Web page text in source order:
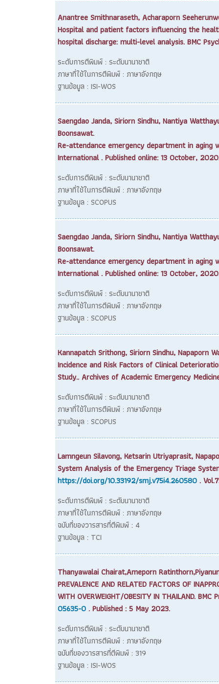
Anantree Smithnaraseth, Acharaporn
Hospital and patient factors influencing the
hospital discharge: multi-level analysis. BMC
ระดับการตีพิมพ์ : ระดับนานาชาติ
ภาษาที่ใช้ในการตีพิมพ์ : ภาษาอังกฤษ
ฐานข้อมูล : ISI-WOS
Saengdao Janda, Siriorn Sindhu, Nantiya
Boonsawat.
Re-attendance emergency department in aging
International . Published online: 13 October,
ระดับการตีพิมพ์ : ระดับนานาชาติ
ภาษาที่ใช้ในการตีพิมพ์ : ภาษาอังกฤษ
ฐานข้อมูล : SCOPUS
Saengdao Janda, Siriorn Sindhu, Nantiya
Boonsawat.
Re-attendance emergency department in aging
International . Published online: 13 October,
ระดับการตีพิมพ์ : ระดับนานาชาติ
ภาษาที่ใช้ในการตีพิมพ์ : ภาษาอังกฤษ
ฐานข้อมูล : SCOPUS
Kannapatch Srithong, Siriorn Sindhu, Napaporn
Incidence and Risk Factors of Clinical
Study.. Archives of Academic Emergency
ระดับการตีพิมพ์ : ระดับนานาชาติ
ภาษาที่ใช้ในการตีพิมพ์ : ภาษาอังกฤษ
ฐานข้อมูล : SCOPUS
Lamngeun Silavong, Ketsarin Utriyaprasit,
System Analysis of the Emergency Triage
https://doi.org/10.33192/smj.v75i4.260580 .
ระดับการตีพิมพ์ : ระดับนานาชาติ
ภาษาที่ใช้ในการตีพิมพ์ : ภาษาอังกฤษ
ฉบับที่ของวารสารที่ตีพิมพ์ : 4
ฐานข้อมูล : TCI
Thanyawalai Chairat,Ameporn
PREVALENCE AND RELATED FACTORS OF
WITH OVERWEIGHT/OBESITY IN THAILAND.
05635-0 . Published : 5 May 2023.
ระดับการตีพิมพ์ : ระดับนานาชาติ
ภาษาที่ใช้ในการตีพิมพ์ : ภาษาอังกฤษ
ฉบับที่ของวารสารที่ตีพิมพ์ : 319
ฐานข้อมูล : ISI-WOS